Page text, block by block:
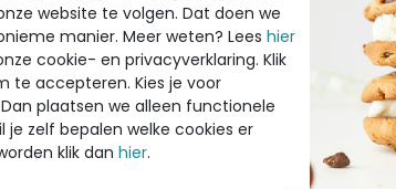
schoenen dames sale
pumps vindt u in onze dames sale ook tal
Wat dacht u van warme
voor de
luchtigesandalenvoor de zomer of
Ecco schoenen is gemaakt van
Ecco om bekend staat. Zo combineert u
website te volgen. Dat doen we
manier. Meer weten? Lees hier
cookie- en privacyverklaring. Klik
te accepteren. Kies je voor
plaatsen we alleen functionele
je zelf bepalen welke cookies er
klik dan hier.